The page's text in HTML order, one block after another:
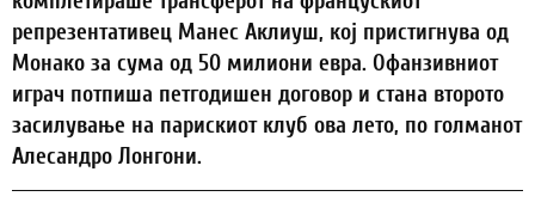
репрезентативец Манес Аклиуш, кој пристигнува од
Монако за сума од 50 милиони евра. Офанзивниот
играч потпиша петгодишен договор и стана второто
засилување на парискиот клуб ова лето, по голманот
Алесандро Лонгони.